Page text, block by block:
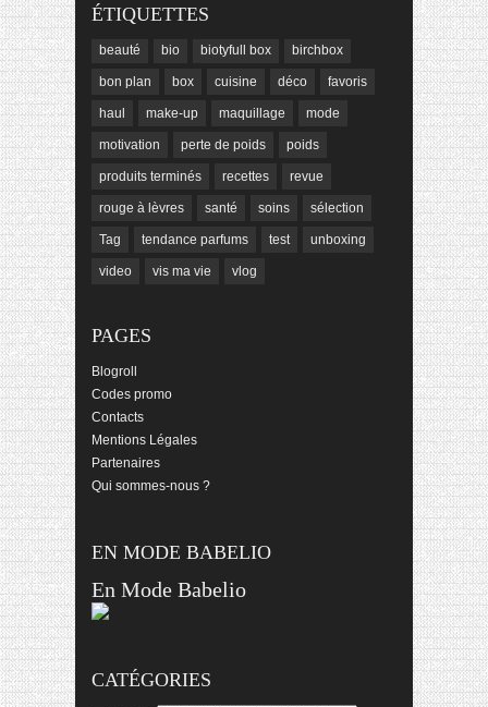
ÉTIQUETTES
beauté bio biotyfull box birchbox
bon plan box cuisine déco favoris
haul make-up maquillage mode
motivation perte de poids poids
produits terminés recettes revue
rouge à lèvres santé soins sélection
Tag tendance parfums test unboxing
video vis ma vie vlog
PAGES
Blogroll
Codes promo
Contacts
Mentions Légales
Partenaires
Qui sommes-nous ?
EN MODE BABELIO
En Mode Babelio
CATÉGORIES